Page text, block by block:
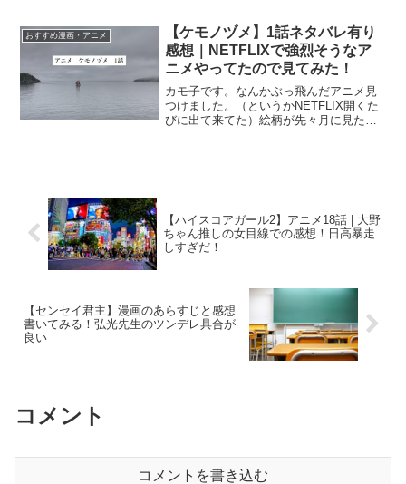
ず3巻まで一気読み。いや、面白いねー。
バイオレンスの話は...
おすすめ漫画・アニメ
【ケモノヅメ】1話ネタバレ有り
感想｜NETFLIXで強烈そうなア
ニメやってたので見てみた！
カモ子です。なんかぶっ飛んだアニメ見
つけました。（というかNETFLIX開くた
びに出て来てた）絵柄が先々月に見た日
【ハイスコアガール2】アニメ18話 | 大野
ちゃん推しの女目線での感想！日高暴走
しすぎだ！
【センセイ君主】漫画のあらすじと感想
書いてみる！弘光先生のツンデレ具合が
良い
コメント
コメントを書き込む